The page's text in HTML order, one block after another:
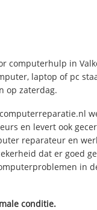
computerhulp in
laptop of pc
op zaterdag.
en levert ook
reparateur en
dat er goed
in
conditie.